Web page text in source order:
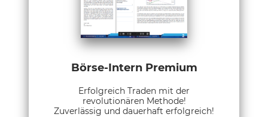
Börse-Intern Premium
Erfolgreich Traden mit der
revolutionären Methode!
Zuverlässig und dauerhaft erfolgreich!